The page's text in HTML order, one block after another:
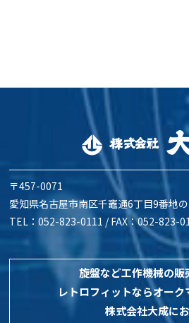
〒457-0071
愛知県名古屋市南区千竈通6丁目9番地
TEL：052-823-0111 / FAX：052-823-
旋盤など工作機械の販
レトロフィットならオーク
株式会社大成に